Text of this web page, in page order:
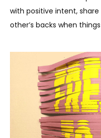
with positive intent,
other’s backs when